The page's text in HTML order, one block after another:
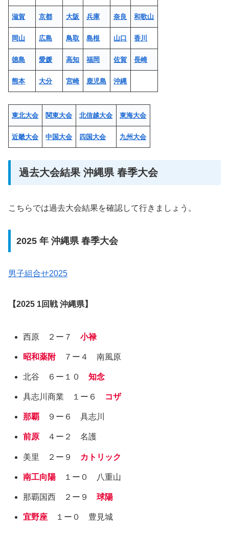
滋賀 京都 大阪 兵庫 奈良 和歌山
岡山 広島 鳥取 島根 山口 香川
徳島 愛媛 高知 福岡 佐賀 長崎
熊本 大分 宮崎 鹿児島 沖縄
東北大会 関東大会 北信越大会 東海大会
近畿大会 中国大会 四国大会 九州大会
過去大会結果 沖縄県 春季大会
こちらでは過去大会結果を確認して行きましょう。
2025 年 沖縄県 春季大会
男子組合せ2025
【2025 1回戦 沖縄県】
西原 ２ー７小禄
昭和薬附７ー４ 南風原
北谷 ６ー１０知念
具志川商業 １ー６ コザ
那覇 ９ー６ 具志川
前原 ４ー２ 名護
美里 ２ー９ カトリック
南工向陽 １ー０ 八重山
那覇国西 ２ー９球陽
宜野座 １ー０ 豊見城